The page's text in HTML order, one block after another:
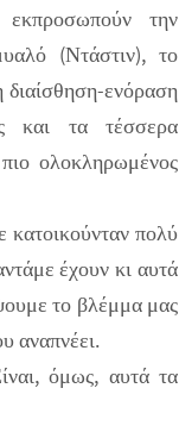
την
(Ντάστιν), το
ενόραση
και τα τέσσερα
ολοκληρωμένος
κατοικούνταν πολύ
έχουν κι αυτά
το βλέμμα μας
αναπνέει.
όμως, αυτά τα